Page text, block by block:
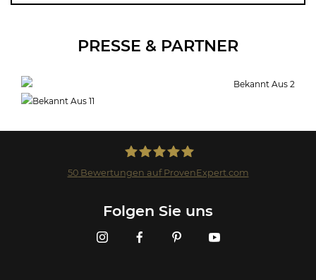
PRESSE & PARTNER
50Bewertungen auf ProvenExpert.com
Folgen Sie uns